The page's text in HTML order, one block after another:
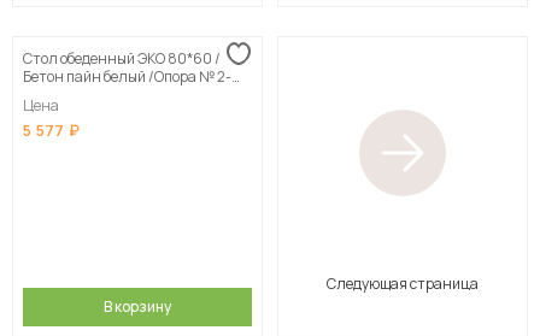
Стол обеденный ЭКО 80*60 /
Бетон пайн белый /Опора № 2-
Цена
5 577
В корзину
Следующая страница